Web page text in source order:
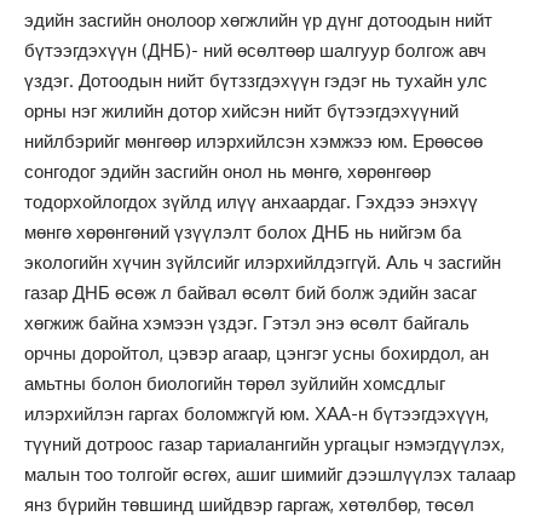
эдийн засгийн онолоор хөгжлийн үр дүнг дотоодын нийт
бүтээгдэхүүн (ДНБ)- ний өсөлтөөр шалгуур болгож авч
үздэг. Дотоодын нийт бүтззгдэхүүн гэдэг нь тухайн улс
орны нэг жилийн дотор хийсэн нийт бүтээгдэхүүний
нийлбэрийг мөнгөөр илэрхийлсэн хэмжээ юм. Ерөөсөө
сонгодог эдийн засгийн онол нь мөнгө, хөрөнгөөр
тодорхойлогдох зүйлд илүү анхаардаг. Гэхдээ энэхүү
мөнгө хөрөнгөний үзүүлэлт болох ДНБ нь нийгэм ба
экологийн хүчин зүйлсийг илэрхийлдэггүй. Аль ч засгийн
газар ДНБ өсөж л байвал өсөлт бий болж эдийн засаг
хөгжиж байна хэмээн үздэг. Гэтэл энэ өсөлт байгаль
орчны доройтол, цэвэр агаар, цэнгэг усны бохирдол, ан
амьтны болон биологийн төрөл зуйлийн хомсдлыг
илэрхийлэн гаргах боломжгүй юм. ХАА-н бүтээгдэхүүн,
түүний дотроос газар тариалангийн ургацыг нэмэгдүүлэх,
малын тоо толгойг өсгөх, ашиг шимийг дээшлүүлэх талаар
янз бүрийн төвшинд шийдвэр гаргаж, хөтөлбөр, төсөл